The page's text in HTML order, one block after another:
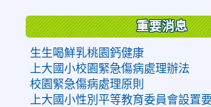
重要消息
生生喝鮮乳桃園鈣健康
上大國小校園緊急傷病處理辦法
校園緊急傷病處理原則
上大國小性別平等教育委員會設置